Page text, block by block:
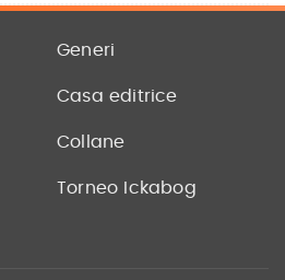
Generi
Casa editrice
Collane
Torneo Ickabog